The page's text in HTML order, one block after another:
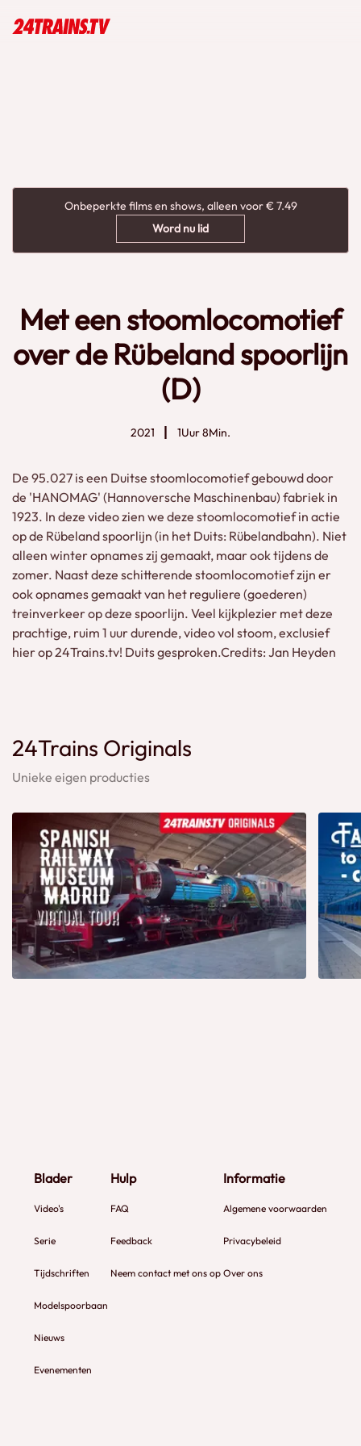
Onbeperkte films en shows, alleen voor € 7.49
Word nu lid
Met een stoomlocomotief
over de Rübeland spoorlijn
(D)
2021 1Uur 8Min.
De 95.027 is een Duitse stoomlocomotief gebouwd door
de 'HANOMAG' (Hannoversche Maschinenbau) fabriek in
1923. In deze video zien we deze stoomlocomotief in actie
op de Rübeland spoorlijn (in het Duits: Rübelandbahn). Niet
alleen winter opnames zij gemaakt, maar ook tijdens de
zomer. Naast deze schitterende stoomlocomotief zijn er
ook opnames gemaakt van het reguliere (goederen)
treinverkeer op deze spoorlijn. Veel kijkplezier met deze
prachtige, ruim 1 uur durende, video vol stoom, exclusief
hier op 24Trains.tv! Duits gesproken.Credits: Jan Heyden
24Trains Originals
Unieke eigen producties
Blader
Video's
Serie
Tijdschriften
Modelspoorbaan
Nieuws
Evenementen
Hulp
FAQ
Feedback
Neem contact met ons op
Informatie
Algemene voorwaarden
Privacybeleid
Over ons